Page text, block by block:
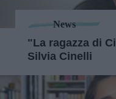
News
"La ragazza di
Silvia Cinelli